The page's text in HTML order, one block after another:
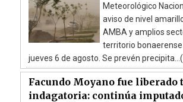
Meteorológico
aviso de nivel
AMBA y amplios
territorio bonaerense
jueves 6 de agosto. Se prevén
Facundo Moyano fue liberado
indagatoria: continúa